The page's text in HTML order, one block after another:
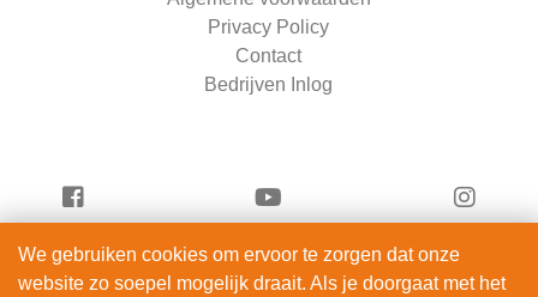
Privacy Policy
Contact
Bedrijven Inlog
Vandaag Scooters is onderdeel van
We gebruiken cookies om ervoor te zorgen dat onze
website zo soepel mogelijk draait. Als je doorgaat met het